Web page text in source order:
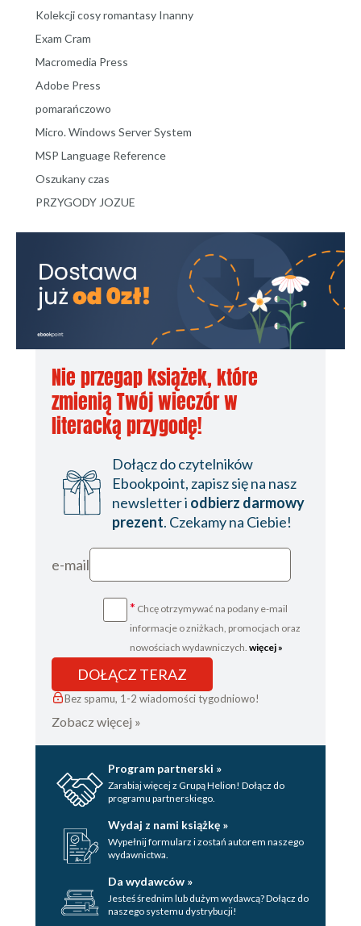
Kolekcji cosy romantasy Inanny
Exam Cram
Macromedia Press
Adobe Press
pomarańczowo
Micro. Windows Server System
MSP Language Reference
Oszukany czas
PRZYGODY JOZUE
Nie przegap książek, które
zmienią Twój wieczór w
literacką przygodę!
Dołącz do czytelników
Ebookpoint, zapisz się na nasz
newsletter i odbierz darmowy
prezent. Czekamy na Ciebie!
e-mail
* Chcę otrzymywać na podany e-mail
informacje o zniżkach, promocjach oraz
nowościach wydawniczych. więcej »
DOŁĄCZ TERAZ
Bez spamu, 1-2 wiadomości tygodniowo!
Zobacz więcej »
Program partnerski »
Zarabiaj więcej z Grupą Helion! Dołącz do
programu partnerskiego.
Wydaj z nami książkę »
Wypełnij formularz i zostań autorem naszego
wydawnictwa.
Da wydawców »
Jesteś średnim lub dużym wydawcą? Dołącz do
naszego systemu dystrybucji!